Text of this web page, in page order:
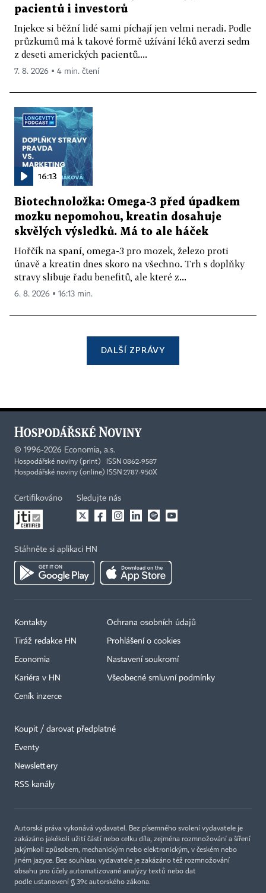
pacientů i investorů
Injekce si běžní lidé sami píchají jen velmi neradi. Podle
průzkumů má k takové formě užívání léků averzi sedm
z deseti amerických pacientů....
7. 8. 2026 ▪ 4 min. čtení
16:13
Biotechnoložka: Omega-3 před úpadkem
mozku nepomohou, kreatin dosahuje
skvělých výsledků. Má to ale háček
Hořčík na spaní, omega-3 pro mozek, železo proti
únavě a kreatin dnes skoro na všechno. Trh s doplňky
stravy slibuje řadu benefitů, ale které z...
6. 8. 2026 ▪ 16:13 min.
DALŠÍ ZPRÁVY
© 1996-2026 Economia, a.s.
Hospodářské noviny (print) ISSN 0862-9587
Hospodářské noviny (online) ISSN 2787-950X
Certifikováno Sledujte nás
Stáhněte si aplikaci HN
Kontakty
Tiráž redakce HN
Economia
Kariéra v HN
Ceník inzerce
Ochrana osobních údajů
Prohlášení o cookies
Nastavení soukromí
Všeobecné smluvní podmínky
Koupit / darovat předplatné
Eventy
Newslettery
RSS kanály
Autorská práva vykonává vydavatel. Bez písemného svolení vydavatele je
zakázáno jakékoli užití částí nebo celku díla, zejména rozmnožování a šíření
jakýmkoli způsobem, mechanickým nebo elektronickým, v českém nebo
jiném jazyce. Bez souhlasu vydavatele je zakázáno též rozmnožování
obsahu pro účely automatizované analýzy textů nebo dat
podle ustanovení § 39c autorského zákona.